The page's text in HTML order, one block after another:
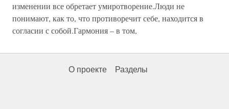
изменении все обретает умиротворение.Люди не
понимают, как то, что противоречит себе, находится в
согласии с собой.Гармония – в том,
О проекте Разделы